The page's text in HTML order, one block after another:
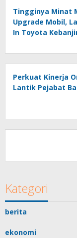
Tingginya Minat
Upgrade Mobil,
In Toyota
Perkuat Kinerja
Lantik Pejabat
IPCM Berhasil
Panamax Di
PT Pegadaian
Program PANDE